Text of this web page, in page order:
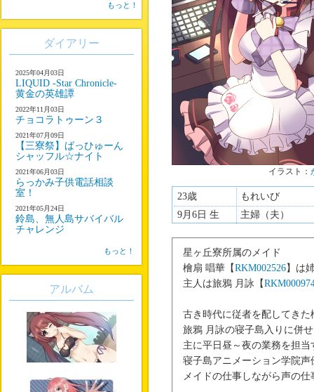
イラスト：
23歳
もれいび
9月6日 生
主婦（夫）
星ヶ丘寮所属のメイド
檜扇 唱華【RKM002526】は
主人は旅鴉 月詠【
古き時代に従者を配してきた
旅鴉 月詠の寝子島入りに併
主に平日昼～夜の業務を担当
寝子島アニメーション学院
メイドの仕事しながら声の仕
もっと！
ダイアリー
2025年04月03日
LIQUID -Star Chronicle-
黄金の英雄譚
2022年11月03日
チョコラトゥーン３
2021年07月09日
【三寮祭】ばっひゅーん
シャッフル☆ナイト
2021年06月03日
らっかみ子供電話相談
室！
2021年05月24日
鈴島、無人島サバイバル
チャレンジ
もっと！
アルバム